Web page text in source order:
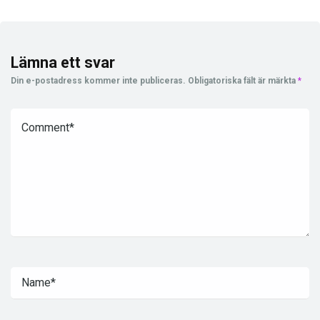
Lämna ett svar
Din e-postadress kommer inte publiceras. Obligatoriska fält är märkta *